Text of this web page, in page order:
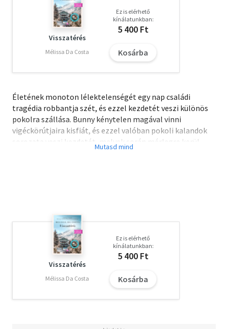
Visszatérés
Mélissa Da Costa
Ez is elérhető
kínálatunkban:
5 400 Ft
Kosárba
Életének monoton lélektelenségét egy nap családi
tragédia robbantja szét, és ezzel kezdetét veszi különös
pokolra szállása. Bunny kénytelen magával vinni
vigéckörútjaira kisfiát, és ezzel valóban pokoli kalandok
sorozata veszi kezdetét, melyek során mérlegre kerül
Olvasd el mások véleményét is!
Visszatérés
Mélissa Da Costa
Ez is elérhető
kínálatunkban:
5 400 Ft
Kosárba